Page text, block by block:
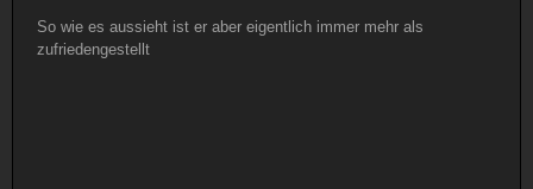
So wie es aussieht ist er aber eigentlich immer mehr als
zufriedengestellt